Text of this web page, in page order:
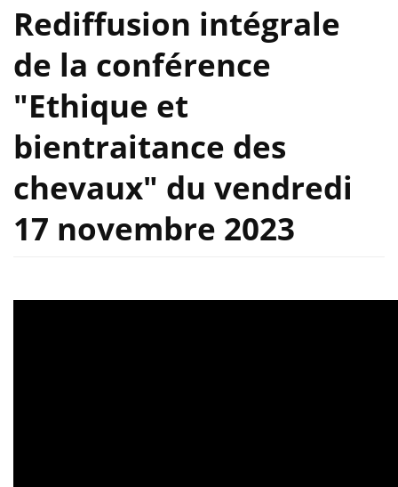
Rediffusion intégrale
de la conférence
"Ethique et
bientraitance des
chevaux" du vendredi
17 novembre 2023